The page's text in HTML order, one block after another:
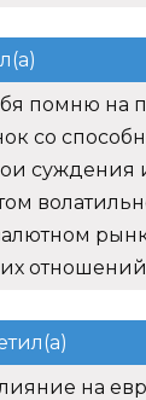
помню на
со
суждения
на